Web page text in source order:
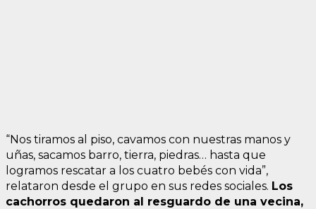
“Nos tiramos al piso, cavamos con nuestras manos y
uñas, sacamos barro, tierra, piedras… hasta que
logramos rescatar a los cuatro bebés con vida”,
relataron desde el grupo en sus redes sociales. Los
cachorros quedaron al resguardo de una vecina,